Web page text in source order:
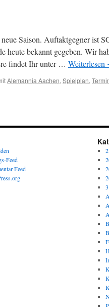
Saison. Auftaktgegner ist
heute bekannt gegeben. Wir
findet Ihr unter … Weiterlesen
Alemannia Aachen, Spielplan,
Feed
Feed